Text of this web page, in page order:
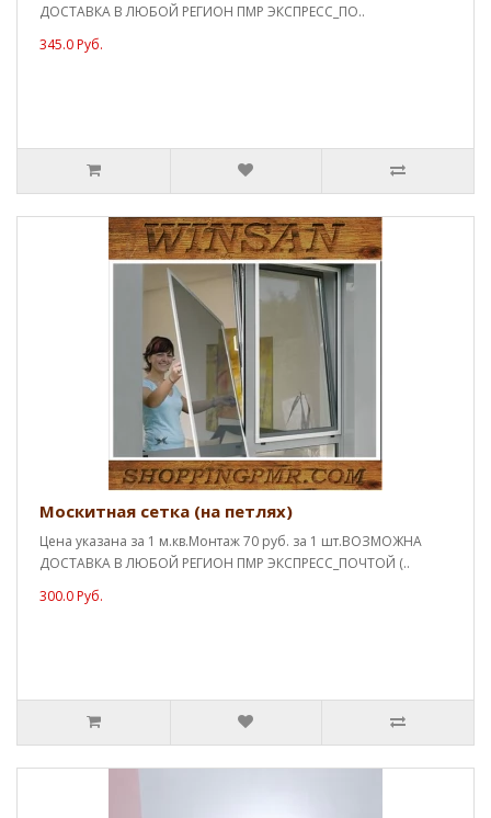
ДОСТАВКА В ЛЮБОЙ РЕГИОН ПМР ЭКСПРЕСС_ПО..
345.0 Руб.
Москитная сетка (на петлях)
Цена указана за 1 м.кв.Монтаж 70 руб. за 1 шт.ВОЗМОЖНА
ДОСТАВКА В ЛЮБОЙ РЕГИОН ПМР ЭКСПРЕСС_ПОЧТОЙ (..
300.0 Руб.